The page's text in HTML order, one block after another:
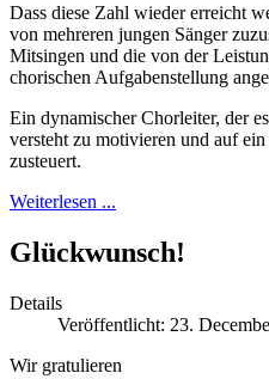
Dass diese Zahl wieder erreicht
von mehreren jungen Sänger
Mitsingen und die von der
chorischen Aufgabenstellung
Ein dynamischer Chorleiter, der
versteht zu motivieren und auf
zusteuert.
Weiterlesen ...
Glückwunsch!
Details
Veröffentlicht: 23.
Wir gratulieren